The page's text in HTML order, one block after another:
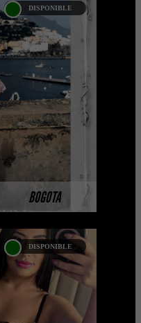
BOGOTA
DISPONIBLE
NUEVA
pertenece a
Platinum.
con un
DISPONIBLE
NUEVA
de nuestras